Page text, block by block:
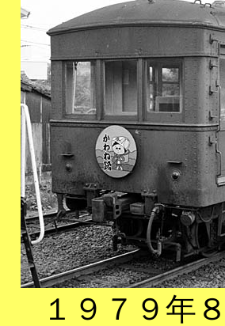
１９７９年